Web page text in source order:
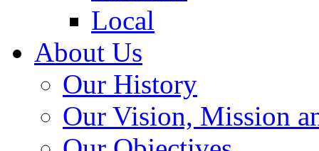
Local
About Us
Our History
Our Vision, Mission